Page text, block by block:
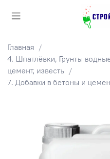
Главная
4. Шпатлёвки, Грунты
цемент, известь
7. Добавки в бетоны и